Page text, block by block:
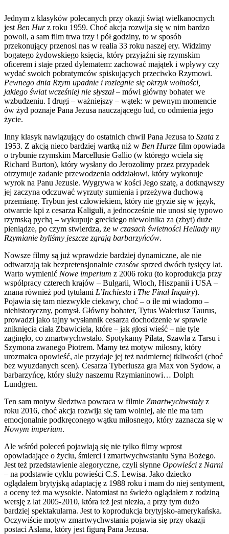
Jednym z klasyków polecanych przy okazji świąt wielkanocnych
jest Ben Hurz roku 1959. Choć akcja rozwija się w nim bardzo
powoli, a sam film trwa trzy i pół godziny, to w sposób
przekonujący przenosi nas w realia 33 roku naszej ery. Widzimy
bogatego żydowskiego księcia, który przyjaźni się rzymskim
oficerem i staje przed dylematem: zachować majątek i wpływy czy
wydać swoich pobratymców spiskujących przeciwko Rzymowi.
Pewnego dnia Rzym upadnie i rozlegnie się okrzyk wolności,
jakiego świat wcześniej nie słyszał– mówi główny bohater we
wzbudzeniu. I drugi – ważniejszy – wątek: w pewnym momencie
ów żyd poznaje Pana Jezusa nauczającego lud, co odmienia jego
życie.
Inny klasyk nawiązujący do ostatnich chwil Pana Jezusa to Szata z
1953. Z akcją nieco bardziej wartką niż w Ben Hurze film opowiada
o trybunie rzymskim Marcellusie Gallio (w którego wciela się
Richard Burton), który wysłany do Jerozolimy przez przypadek
otrzymuje zadanie przewodzenia oddziałowi, który wykonuje
wyrok na Panu Jezusie. Wygrywa w kości Jego szatę, a dotknąwszy
jej zaczyna odczuwać wyrzuty sumienia i przeżywa duchową
przemianę. Trybun jest człowiekiem, który nie gryzie się w język,
otwarcie kpi z cesarza Kaliguli, a jednocześnie nie unosi się typowo
rzymską pychą – wykupuje greckiego niewolnika za (zbyt) duże
pieniądze, po czym stwierdza, że w czasach świetności Hellady my
Rzymianie byliśmy jeszcze zgrają barbarzyńców.
Nowsze filmy są już wprawdzie bardziej dynamiczne, ale nie
odtwarzają tak bezpretensjonalnie czasów sprzed dwóch tysięcy lat.
Warto wymienić Nowe imperium z 2006 roku (to koprodukcja przy
współpracy czterech krajów – Bułgarii, Włoch, Hiszpanii i USA –
znana również pod tytułami L’Inchiesta i The Final Inquiry).
Pojawia się tam niezwykle ciekawy, choć – o ile mi wiadomo –
niehistoryczny, pomysł. Główny bohater, Tytus Waleriusz Taurus,
prowadzi jako tajny wysłannik cesarza dochodzenie w sprawie
zniknięcia ciała Zbawiciela, które – jak głosi wieść – nie tyle
zaginęło, co zmartwychwstało. Spotykamy Piłata, Szawła z Tarsu i
Szymona zwanego Piotrem. Mamy też motyw miłosny, który
urozmaica opowieść, ale przydaje jej też nadmiernej tkliwości (choć
bez wyuzdanych scen). Cesarza Tyberiusza gra Max von Sydow, a
barbarzyńcę, który służy naszemu Rzymianinowi… Dolph
Lundgren.
Ten sam motyw śledztwa powraca w filmie Zmartwychwstały z
roku 2016, choć akcja rozwija się tam wolniej, ale nie ma tam
emocjonalnie podkręconego wątku miłosnego, który zaznacza się w
Nowym imperium.
Ale wśród poleceń pojawiają się nie tylko filmy wprost
opowiadające o życiu, śmierci i zmartwychwstaniu Syna Bożego.
Jest też przedstawienie alegoryczne, czyli słynne Opowieści z Narni
– na podstawie cyklu powieści C.S. Lewisa. Jako dziecko
oglądałem brytyjską adaptację z 1988 roku i mam do niej sentyment,
a oceny też ma wysokie. Natomiast na świeżo oglądałem z rodziną
wersję z lat 2005-2010, która też jest niezła, a przy tym dużo
bardziej spektakularna. Jest to koprodukcja brytyjsko-amerykańska.
Oczywiście motyw zmartwychwstania pojawia się przy okazji
postaci Aslana, który jest figurą Pana Jezusa.